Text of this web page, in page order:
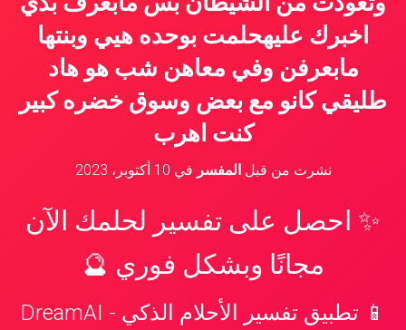
ق
اخبرك عليهحلمت بوحده هيي وبنتها
مابعرفن وفي معاهن شب هو هاد
طليقي كانو مع بعض وسوق خضره كبير
كنت اهرب
نشرت من قبلالمفسر في 10 أكتوبر، 2023
✨ احصل على تفسير لحلمك الآن
مجانًا وبشكل فوري 🔮
📱 تطبيق تفسير الأحلام الذكي - DreamAI